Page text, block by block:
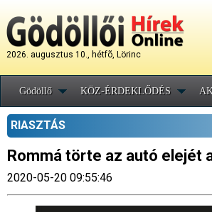
2026. augusztus 10., hétfõ, Lörinc
Gödöllő KÖZ-ÉRDEKLŐDÉS
RIASZTÁS
Rommá törte az autó elejét
2020-05-20 09:55:46